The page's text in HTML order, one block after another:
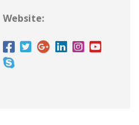
Website: